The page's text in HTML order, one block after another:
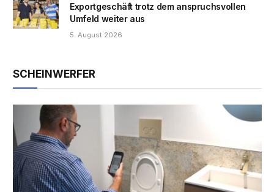
Exportgeschäft trotz dem anspruchsvollen
Umfeld weiter aus
5. August 2026
SCHEINWERFER